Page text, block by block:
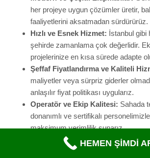
Yakası’nda
Adresiniz
İster küçük bir tadilat projesi, ister
ekipmanın taşınmasını gerektiren devasa
vinç kullanımı artık projelerin bel kemiğini
Vinç kiralama İstanbul Avrupa yakası
gelen ilk isimlerden biri olarak,
Güntem
kapsamlı ve güvenilir çözümler sunmayı
Projenizin başarısını belirleyen en önemli
HEMEN ŞİMDİ